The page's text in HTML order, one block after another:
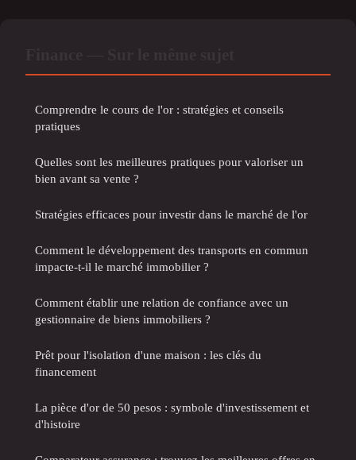
Comprendre le cours de l'or : stratégies et conseils
pratiques
Quelles sont les meilleures pratiques pour valoriser un
bien avant sa vente ?
Stratégies efficaces pour investir dans le marché de l'or
Comment le développement des transports en commun
impacte-t-il le marché immobilier ?
Comment établir une relation de confiance avec un
gestionnaire de biens immobiliers ?
Prêt pour l'isolation d'une maison : les clés du
financement
La pièce d'or de 50 pesos : symbole d'investissement et
d'histoire